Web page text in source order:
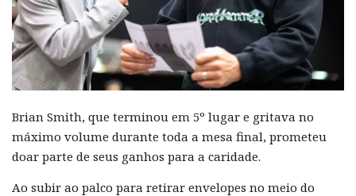
Brian Smith, que terminou em 5º lugar e gritava no
máximo volume durante toda a mesa final, prometeu
doar parte de seus ganhos para a caridade.
Ao subir ao palco para retirar envelopes no meio do